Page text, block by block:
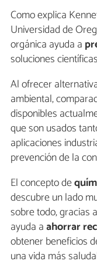
Como explica
Universidad de
orgánica ayuda a
soluciones
Al ofrecer
ambiental,
disponibles
que son usados
aplicaciones
prevención de la
El concepto de
descubre un lado
sobre todo, gracias
ayuda aahorrar
obtener beneficios
una vida más